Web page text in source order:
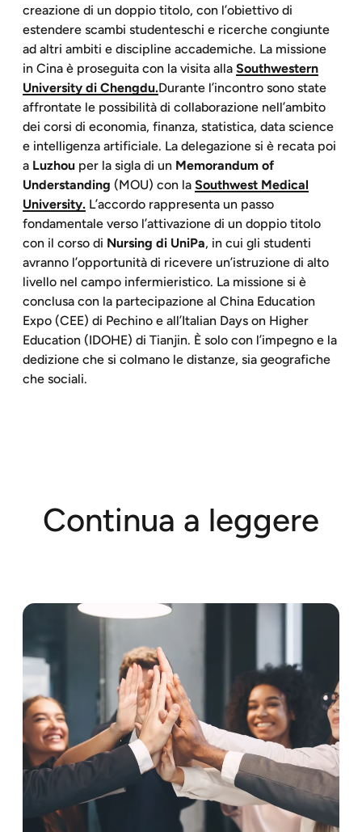
creazione di un doppio titolo, con l’obiettivo di
estendere scambi studenteschi e ricerche congiunte
ad altri ambiti e discipline accademiche. La missione
in Cina è proseguita con la visita alla Southwestern
University di Chengdu.Durante l’incontro sono state
affrontate le possibilità di collaborazione nell’ambito
dei corsi di economia, finanza, statistica, data science
e intelligenza artificiale. La delegazione si è recata poi
a Luzhou per la sigla di un Memorandum of
Understanding (MOU) con la Southwest Medical
University. L’accordo rappresenta un passo
fondamentale verso l’attivazione di un doppio titolo
con il corso di Nursing di UniPa, in cui gli studenti
avranno l’opportunità di ricevere un’istruzione di alto
livello nel campo infermieristico. La missione si è
conclusa con la partecipazione al China Education
Expo (CEE) di Pechino e all’Italian Days on Higher
Education (IDOHE) di Tianjin. È solo con l’impegno e la
dedizione che si colmano le distanze, sia geografiche
che sociali.
Continua a leggere